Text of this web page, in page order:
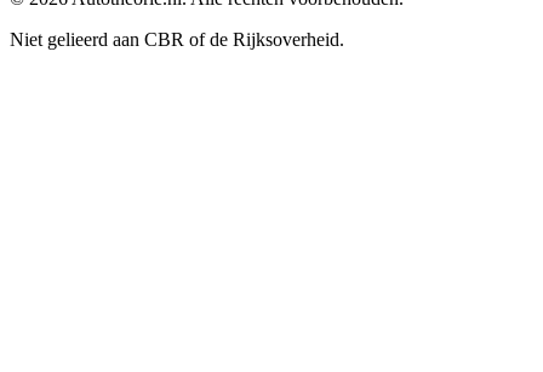
Niet gelieerd aan CBR of de Rijksoverheid.